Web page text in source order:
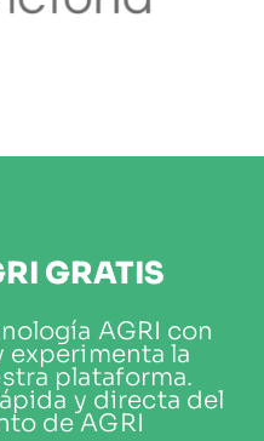
GRATIS
AGRI con
experimenta la
plataforma.
y directa del
de AGRI